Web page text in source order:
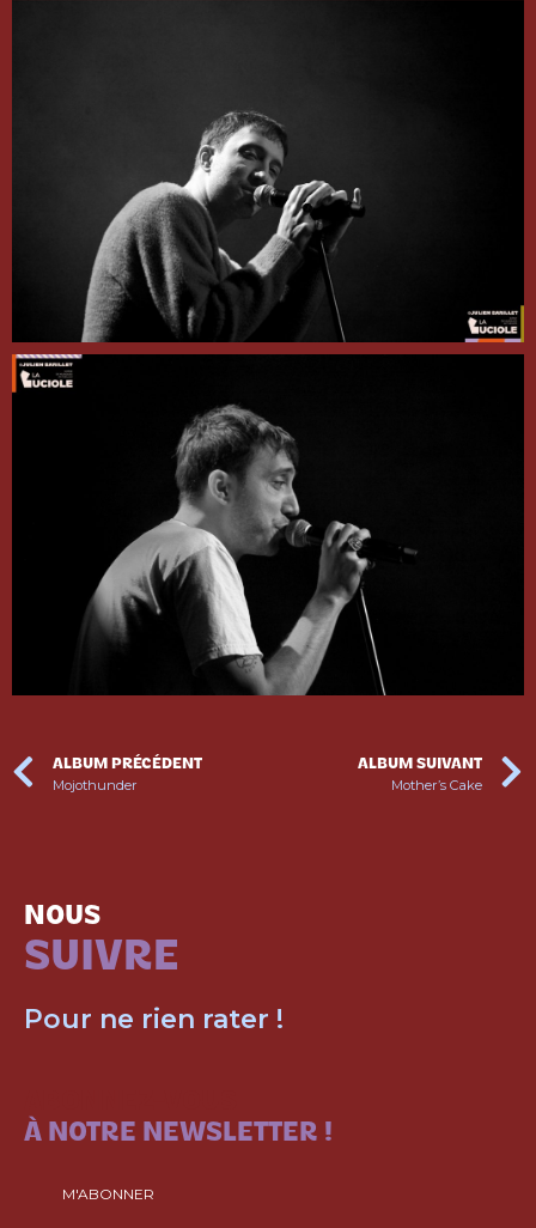
ALBUM PRÉCÉDENT
Mojothunder
ALBUM SUIVANT
Mother’s Cake
NOUS
SUIVRE
Pour ne rien rater !
À NOTRE NEWSLETTER !
M'ABONNER